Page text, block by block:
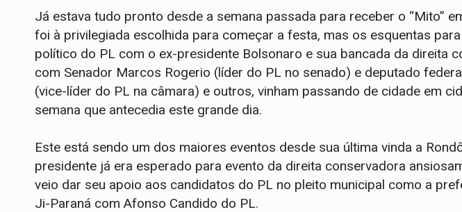
Já estava tudo pronto desde a semana passada para receber o “Mito”
foi à privilegiada escolhida para começar a festa, mas os esquentas
político do PL com o ex-presidente Bolsonaro e sua bancada da direita
com Senador Marcos Rogerio (líder do PL no senado) e deputado
(vice-líder do PL na câmara) e outros, vinham passando de cidade em
semana que antecedia este grande dia.
Este está sendo um dos maiores eventos desde sua última vinda a
presidente já era esperado para evento da direita conservadora
veio dar seu apoio aos candidatos do PL no pleito municipal como a
Ji-Paraná com Afonso Candido do PL.